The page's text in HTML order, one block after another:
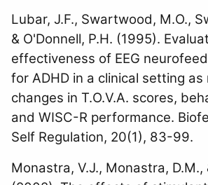
Lubar, J.F., Swartwood, M.O.,
& O'Donnell, P.H. (1995).
effectiveness of EEG
for ADHD in a clinical setting
changes in T.O.V.A. scores,
and WISC-R performance.
Self Regulation, 20(1), 83-99.
Monastra, V.J., Monastra, D.M.,